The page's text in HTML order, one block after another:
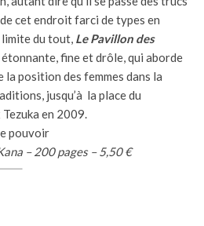
cet endroit farci de types en
limite du tout, Le Pavillon des
fine et drôle, qui aborde
la position des femmes dans la
jusqu’à la place du
en 2009.
pouvoir
– 200 pages – 5,50 €